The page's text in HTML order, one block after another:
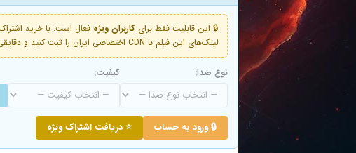
🔒 این قابلیت فقط برای کاربران ویژه
لینک‌های این فیلم با CDN اختصاصی ایران را ثبت کنید و دقایقی بعد به لینک سوم آن دسترسی خواهید داشت
نوع صدا: کیفیت:
🔒 ورود به حساب ⭐ دریافت اشتراک ویژه